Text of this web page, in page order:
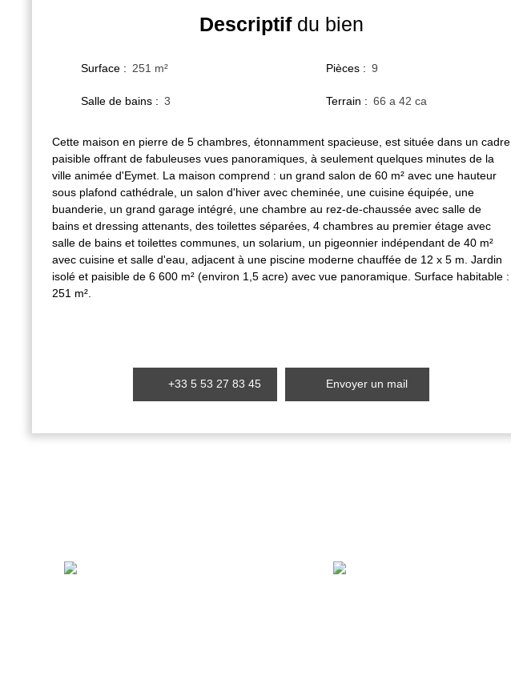
Descriptifdu bien
Surface : 251 m² Pièces : 9
Salle de bains : 3 Terrain : 66 a 42 ca
Cette maison en pierre de 5 chambres, étonnamment spacieuse, est située dans un cadre
paisible offrant de fabuleuses vues panoramiques, à seulement quelques minutes de la
ville animée d'Eymet. La maison comprend : un grand salon de 60 m² avec une hauteur
sous plafond cathédrale, un salon d'hiver avec cheminée, une cuisine équipée, une
buanderie, un grand garage intégré, une chambre au rez-de-chaussée avec salle de
bains et dressing attenants, des toilettes séparées, 4 chambres au premier étage avec
salle de bains et toilettes communes, un solarium, un pigeonnier indépendant de 40 m²
avec cuisine et salle d'eau, adjacent à une piscine moderne chauffée de 12 x 5 m. Jardin
isolé et paisible de 6 600 m² (environ 1,5 acre) avec vue panoramique. Surface habitable :
251 m².
+33 5 53 27 83 45 Envoyer un mail